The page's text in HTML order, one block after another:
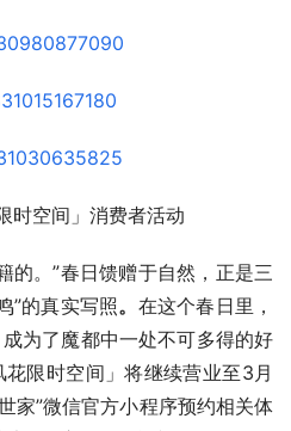
时空间」消费者活动
的。”春日馈赠于自然，正是三
”的真实写照。 在这个春日里，
成为了魔都中一处不可多得的好
限时空间」将继续营业至3月
家”微信官方小程序预约相关体